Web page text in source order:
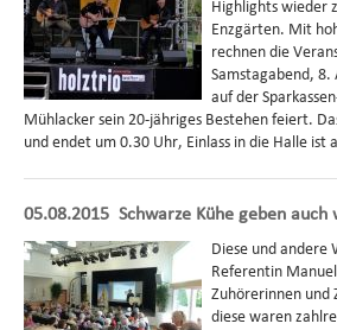
Highlights wieder
Enzgärten. Mit
rechnen die
Samstagabend,
auf der
Mühlacker sein 20-jähriges Bestehen feiert.
und endet um 0.30 Uhr, Einlass in die Halle ist
05.08.2015 Schwarze Kühe geben
Diese und andere
Referentin
Zuhörerinnen und
diese waren